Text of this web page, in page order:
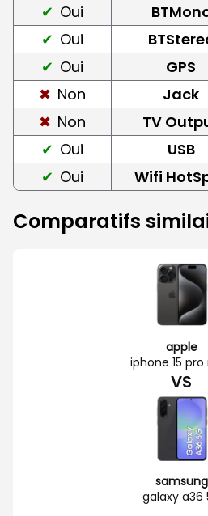
Oui
Oui
Oui
GPS
Non
Jack
Non
TV
Oui
USB
Oui
Wifi
Comparatifs
apple
iphone 15
VS
samsung
galaxy a36